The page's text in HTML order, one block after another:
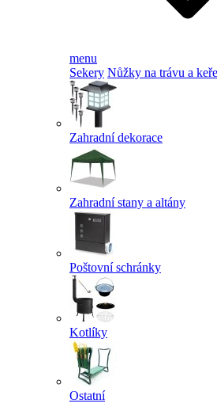
menu
Sekery Nůžky na trávu a keře
Zahradní dekorace
Zahradní stany a altány
Poštovní schránky
Kotlíky
Ostatní